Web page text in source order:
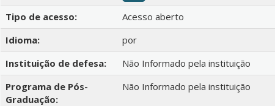
Tipo de acesso:
Acesso aberto
Idioma:
por
Instituição de defesa:
Não Informado pela instituição
Programa de Pós-
Graduação:
Não Informado pela instituição